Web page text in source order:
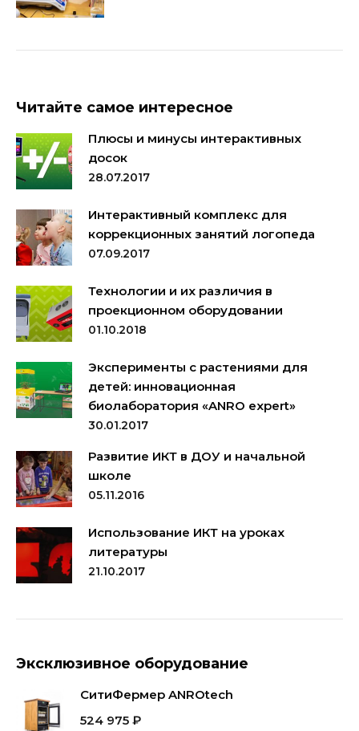
Читайте самое интересное
Плюсы и минусы интерактивных
досок
28.07.2017
Интерактивный комплекс для
коррекционных занятий логопеда
07.09.2017
Технологии и их различия в
проекционном оборудовании
01.10.2018
Эксперименты с растениями для
детей: инновационная
биолаборатория «ANRO expert»
30.01.2017
Развитие ИКТ в ДОУ и начальной
школе
05.11.2016
Использование ИКТ на уроках
литературы
21.10.2017
Эксклюзивное оборудование
СитиФермер ANROtech
524 975 ₽